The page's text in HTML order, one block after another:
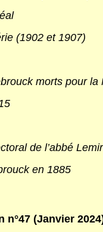
(1902 et 1907)
morts pour la
de l’abbé
en 1885
n°47 (Janvier